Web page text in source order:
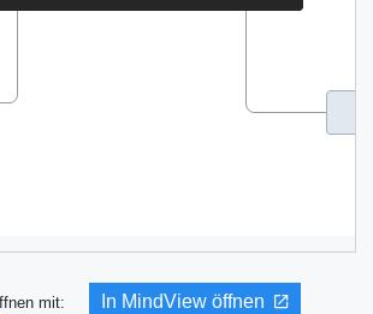
mit:
In MindView öffnen